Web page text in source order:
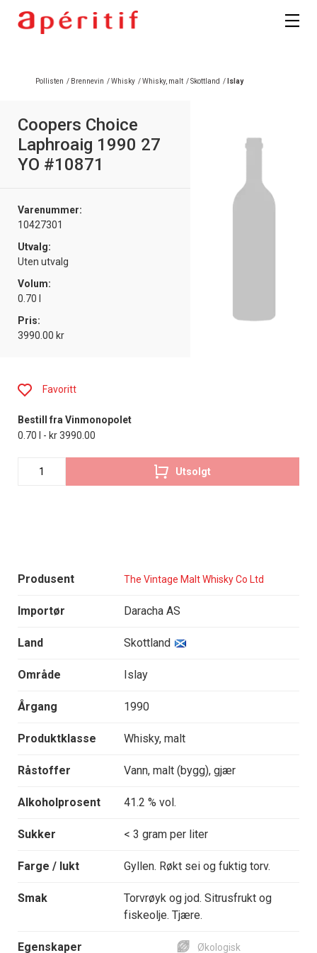
Pollisten / Brennevin /Whisky /Whisky, malt /Skottland / Islay
Coopers Choice
Laphroaig 1990 27
YO #10871
Varenummer:
10427301
Utvalg:
Uten utvalg
Volum:
0.70 l
Pris:
3990.00 kr
Produsent The Vintage Malt Whisky Co Ltd
Importør Daracha AS
Land Skottland
Område Islay
Årgang 1990
Produktklasse Whisky, malt
Råstoffer Vann, malt (bygg), gjær
Alkoholprosent 41.2 % vol.
Sukker < 3 gram per liter
Farge / lukt Gyllen. Røkt sei og fuktig torv.
Smak
Torvrøyk og jod. Sitrusfrukt og
fiskeolje. Tjære.
Egenskaper Økologisk
Favoritt
Bestill fra Vinmonopolet
0.70 l - kr 3990.00
Utsolgt